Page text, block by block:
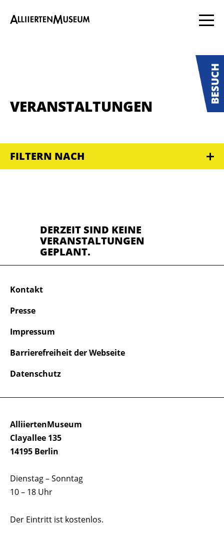
VERANSTALTUNGEN
FILTERN NACH
DERZEIT SIND KEINE
VERANSTALTUNGEN
GEPLANT.
AlliiertenMuseum
Clayallee 135
14195 Berlin
Dienstag – Sonntag
10 – 18 Uhr
Der Eintritt ist kostenlos.
Kontakt
Presse
Impressum
Barrierefreiheit der Webseite
Datenschutz